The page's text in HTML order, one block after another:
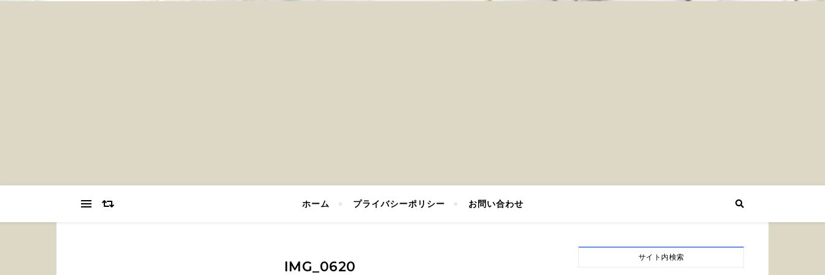
ホーム プライバシーポリシー お問い合わせ
IMG_0620
サイト内検索